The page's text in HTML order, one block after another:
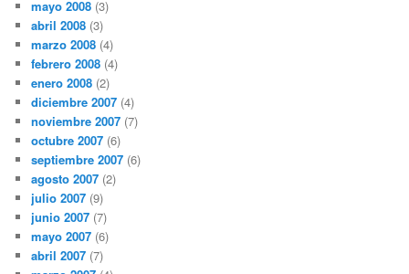
mayo 2008 (3)
abril 2008 (3)
marzo 2008 (4)
febrero 2008 (4)
enero 2008 (2)
diciembre 2007 (4)
noviembre 2007 (7)
octubre 2007 (6)
septiembre 2007 (6)
agosto 2007 (2)
julio 2007 (9)
junio 2007 (7)
mayo 2007 (6)
abril 2007 (7)